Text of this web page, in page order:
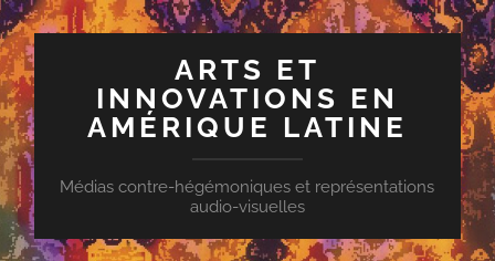
ARTS ET
INNOVATIONS EN
AMÉRIQUE LATINE
Médias contre-hégémoniques et représentations
audio-visuelles